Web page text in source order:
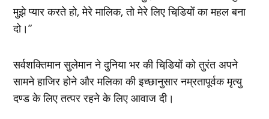
मुझे प्‍यार करते हो, मेरे मालिक, तो मेरे लिए चिडि़यों का महल बना
दो।”
सर्वशक्तिमान सुलेमान ने दुनिया भर की चिडि़यों को तुरंत अपने
सामने हाजिर होने और मलिका की इच्‍छानुसार नम्रतापूर्वक मृत्‍यु
दण्‍ड के लिए तत्‍पर रहने के लिए आवाज दी।